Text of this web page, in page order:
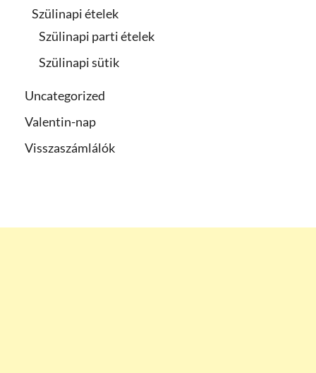
Szülinapi ételek
Szülinapi parti ételek
Szülinapi sütik
Uncategorized
Valentin-nap
Visszaszámlálók